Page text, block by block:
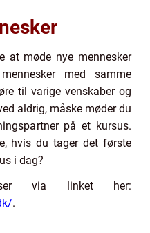
at møde nye mennesker
med samme
til varige venskaber og
aldrig, måske møder du
på et kursus.
hvis du tager det første
i dag?
via linket her:
.